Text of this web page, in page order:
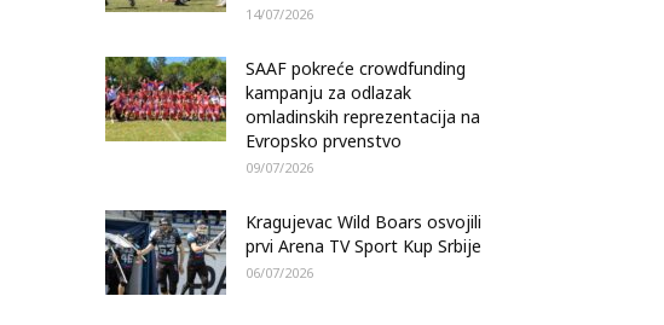
14/07/2026
SAAF pokreće crowdfunding
kampanju za odlazak
omladinskih reprezentacija na
Evropsko prvenstvo
09/07/2026
Kragujevac Wild Boars osvojili
prvi Arena TV Sport Kup Srbije
06/07/2026